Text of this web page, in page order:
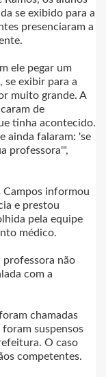
se exibido para a
presenciaram a
ele pegar um
se exibir para a
muito grande. A
de
tinha acontecido.
ainda falaram: 'se
professora'",
Campos informou
e prestou
pela equipe
médico.
professora não
com a
chamadas
suspensos
O caso
competentes.